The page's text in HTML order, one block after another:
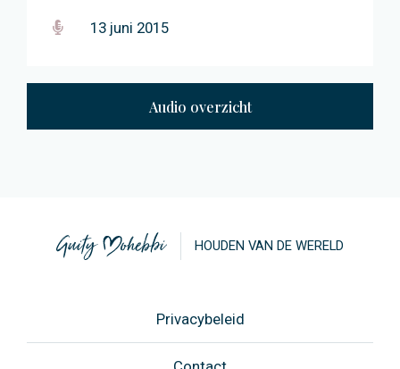
13 juni 2015
Audio overzicht
HOUDEN VAN DE WERELD
Privacybeleid